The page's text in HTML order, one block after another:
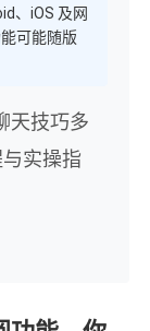
、iOS 及网
可能随版
天技巧多
实操指